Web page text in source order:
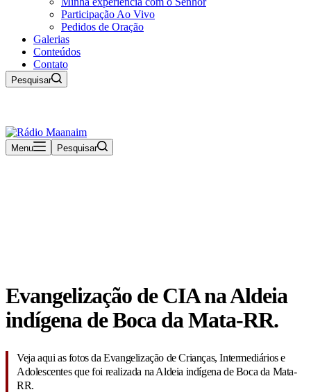
Participação Ao Vivo
Pedidos de Oração
Galerias
Conteúdos
Contato
Pesquisar
Menu
Pesquisar
Evangelização de CIA na Aldeia
indígena de Boca da Mata-RR.
Veja aqui as fotos da Evangelização de Crianças, Intermediários e
Adolescentes que foi realizada na Aldeia indígena de Boca da Mata-
RR.